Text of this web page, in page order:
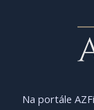
Na portále